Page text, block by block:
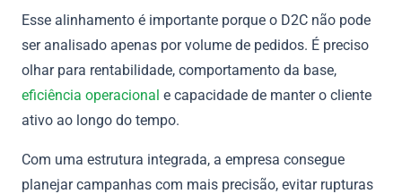
Esse alinhamento é importante porque o D2C não pode
ser analisado apenas por volume de pedidos. É preciso
olhar para rentabilidade, comportamento da base,
eficiência operacional e capacidade de manter o cliente
ativo ao longo do tempo.
Com uma estrutura integrada, a empresa consegue
planejar campanhas com mais precisão, evitar rupturas